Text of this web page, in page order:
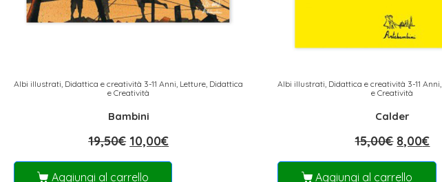
Albi illustrati, Didattica e creatività 3-11 Anni, Letture, Didattica
e Creatività
Bambini
19,50€ 10,00€
Aggiungi al carrello
Albi illustrati, Didattica e creatività 3-11 Anni,
e Creatività
Calder
15,00€ 8,00€
Aggiungi al carrello